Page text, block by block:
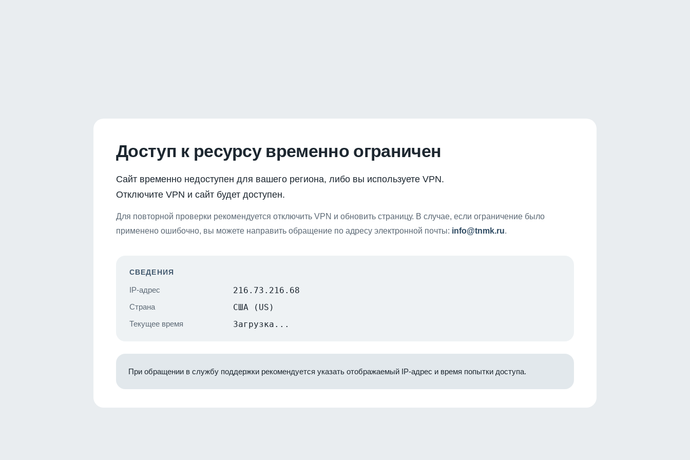
Доступ к ресурсу временно ограничен
Сайт временно недоступен для вашего региона, либо вы используете VPN.
Отключите VPN и сайт будет доступен.
Для повторной проверки рекомендуется отключить VPN и обновить страницу. В случае, если ограничение было
применено ошибочно, вы можете направить обращение по адресу электронной почты: info@tnmk.ru.
СВЕДЕНИЯ
IP-адрес 216.73.216.68
Страна США (US)
Текущее время Загрузка...
При обращении в службу поддержки рекомендуется указать отображаемый IP-адрес и время попытки доступа.